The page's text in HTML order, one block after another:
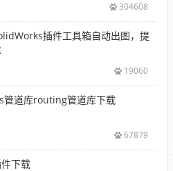
304608
插件工具箱自动出图，提
19060
管道库routing管道库下载
67879
下载